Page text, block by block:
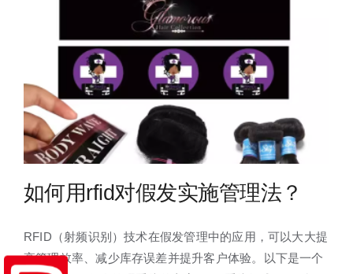
定制标签 专享
新闻专栏
如何用rfid对假发实施管理法？
RFID（射频识别）技术在假发管理中的应用，可以大大提
高管理效率、减少库存误差并提升客户体验。以下是一个